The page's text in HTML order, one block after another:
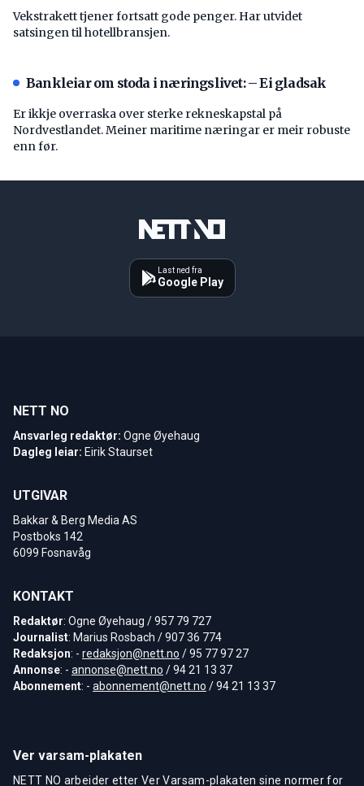
Vekstrakett tjener fortsatt gode penger. Har utvidet
satsingen til hotellbransjen.
Bankleiar om stoda i næringslivet: – Ei gladsak
Er ikkje overraska over sterke rekneskapstal på
Nordvestlandet. Meiner maritime næringar er meir robuste
enn før.
Last ned fra
Google Play
NETT NO
Ansvarleg redaktør: Ogne Øyehaug
Dagleg leiar: Eirik Staurset
UTGIVAR
Bakkar & Berg Media AS
Postboks 142
6099 Fosnavåg
KONTAKT
Redaktør: Ogne Øyehaug / 957 79 727
Journalist: Marius Rosbach / 907 36 774
Redaksjon: - redaksjon@nett.no / 95 77 97 27
Annonse: - annonse@nett.no / 94 21 13 37
Abonnement: - abonnement@nett.no / 94 21 13 37
Ver varsam-plakaten
NETT NO arbeider etter Ver Varsam-plakaten sine normer for